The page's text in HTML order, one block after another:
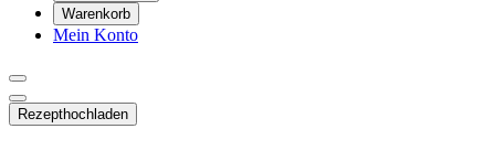
Warenkorb
Mein Konto
Rezepthochladen